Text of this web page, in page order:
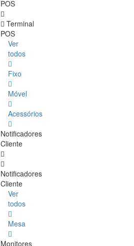
POS
Terminal
POS
Ver
todos
Fixo
Móvel
Acessórios
Notificadores
Cliente
Notificadores
Cliente
Ver
todos
Mesa
Monitores